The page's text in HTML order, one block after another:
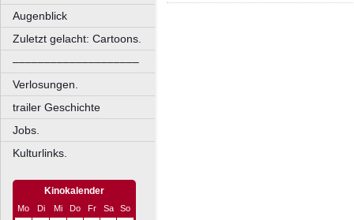
Augenblick
Zuletzt gelacht: Cartoons.
––––––––––––––––––––
Verlosungen.
trailer Geschichte
Jobs.
Kulturlinks.
Kinokalender
Mo Di Mi Do Fr Sa
So